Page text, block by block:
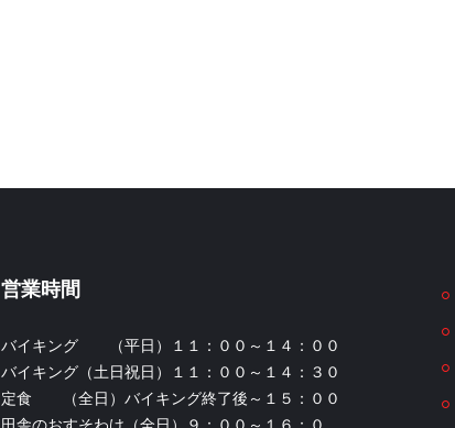
営業時間
バイキング （平日）１１：００～１４：００
バイキング（土日祝日）１１：００～１４：３０
定食 （全日）バイキング終了後～１５：００